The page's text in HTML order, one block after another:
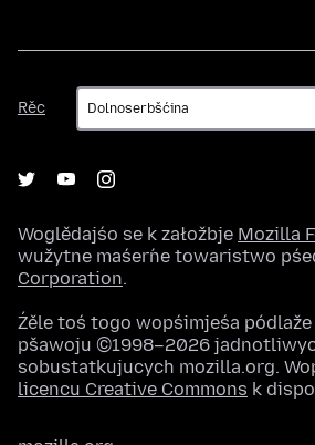
Rěc
Rěc
Woglědajśo se k załožbje Mozilla
wužytne maśeŕne towaristwo
Corporation.
Źěle toś togo wopśimjeśa
pšawoju ©1998–2026
sobustatkujucych mozilla.org.
licencu Creative Commons k